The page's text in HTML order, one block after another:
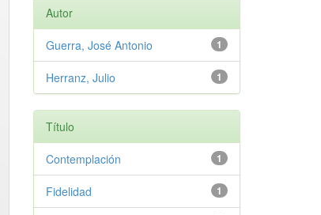
Autor
1
Guerra, José Antonio
1
Herranz, Julio
Título
1
Contemplación
1
Fidelidad